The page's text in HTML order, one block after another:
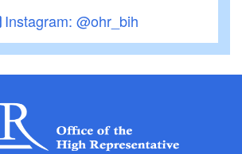
Instagram: @ohr_bih